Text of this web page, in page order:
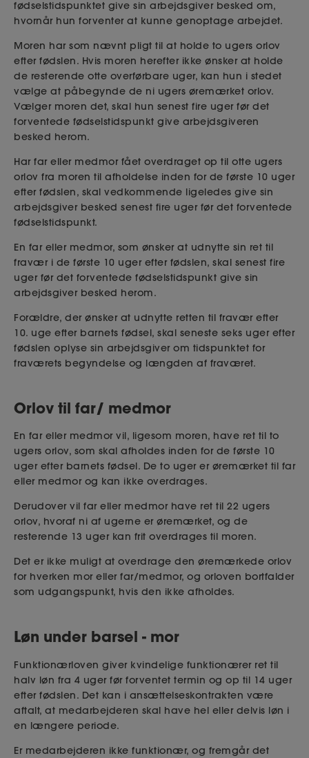
fødselstidspunktet give sin arbejdsgiver besked om,
hvornår hun forventer at kunne genoptage arbejdet.
Moren har som nævnt pligt til at holde to ugers orlov
efter fødslen. Hvis moren herefter ikke ønsker at holde
de resterende otte overførbare uger, kan hun i stedet
vælge at påbegynde de ni ugers øremærket orlov.
Vælger moren det, skal hun senest fire uger før det
forventede fødselstidspunkt give arbejdsgiveren
besked herom.
Har far eller medmor fået overdraget op til otte ugers
orlov fra moren til afholdelse inden for de første 10 uger
efter fødslen, skal vedkommende ligeledes give sin
arbejdsgiver besked senest fire uger før det forventede
fødselstidspunkt.
En far eller medmor, som ønsker at udnytte sin ret til
fravær i de første 10 uger efter fødslen, skal senest fire
uger før det forventede fødselstidspunkt give sin
arbejdsgiver besked herom.
Forældre, der ønsker at udnytte retten til fravær efter
10. uge efter barnets fødsel, skal seneste seks uger efter
fødslen oplyse sin arbejdsgiver om tidspunktet for
fraværets begyndelse og længden af fraværet.
Orlov til far/ medmor
En far eller medmor vil, ligesom moren, have ret til to
ugers orlov, som skal afholdes inden for de første 10
uger efter barnets fødsel. De to uger er øremærket til far
eller medmor og kan ikke overdrages.
Derudover vil far eller medmor have ret til 22 ugers
orlov, hvoraf ni af ugerne er øremærket, og de
resterende 13 uger kan frit overdrages til moren.
Det er ikke muligt at overdrage den øremærkede orlov
for hverken mor eller far/medmor, og orloven bortfalder
som udgangspunkt, hvis den ikke afholdes.
Løn under barsel - mor
Funktionærloven giver kvindelige funktionærer ret til
halv løn fra 4 uger før forventet termin og op til 14 uger
efter fødslen. Det kan i ansættelseskontrakten være
aftalt, at medarbejderen skal have hel eller delvis løn i
en længere periode.
Er medarbejderen ikke funktionær, og fremgår det